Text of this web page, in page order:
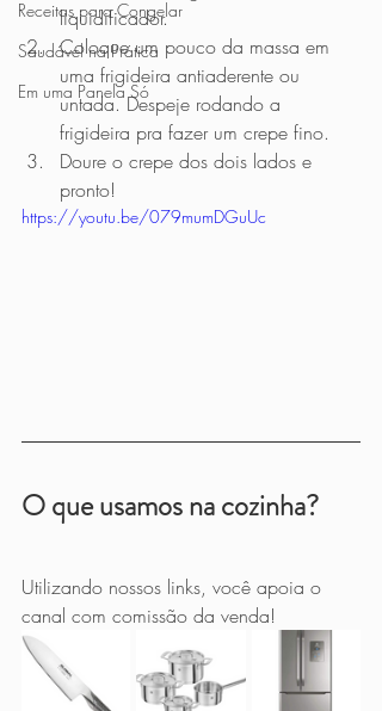
Receitas para Congelar
Saudável na Prática
Em uma Panela Só
liquidificador.
Coloque um pouco da massa em
uma frigideira antiaderente ou
untada. Despeje rodando a
frigideira pra fazer um crepe fino.
Doure o crepe dos dois lados e
pronto!
https://youtu.be/079mumDGuUc
O que usamos na cozinha?
Utilizando nossos links, você apoia o
canal com comissão da venda!